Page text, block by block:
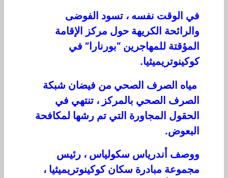
في الوقت نفسه ، تسود الفوضى
والرائحة الكريهة حول مركز الإقامة
المؤقتة للمهاجرين “بورنارا” في
كوكينوتريميثيا.
مياه الصرف الصحي من فيضان شبكة
الصرف الصحي بالمركز ، تنتهي في
الحقول المجاورة التي تم رشها لمكافحة
البعوض.
ووصف أندرياس سكولياس ، رئيس
مجموعة مبادرة سكان كوكينوتريميثيا ،